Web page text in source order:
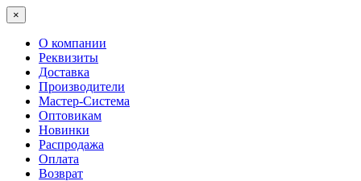
×
О компании
Реквизиты
Доставка
Производители
Мастер-Система
Оптовикам
Новинки
Распродажа
Оплата
Возврат